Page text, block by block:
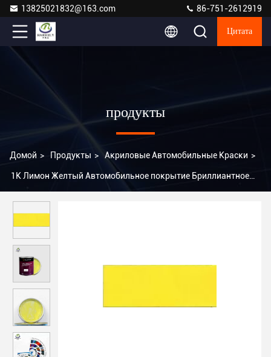
13825021832@163.com 86-751-2612919
Цитата
продукты
Домой > Продукты > Акриловые Автомобильные Краски >
1K Лимон Желтый Автомобильное покрытие Бриллиантное